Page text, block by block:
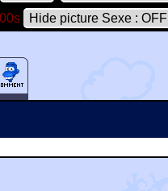
Hide picture Sexe : OFF